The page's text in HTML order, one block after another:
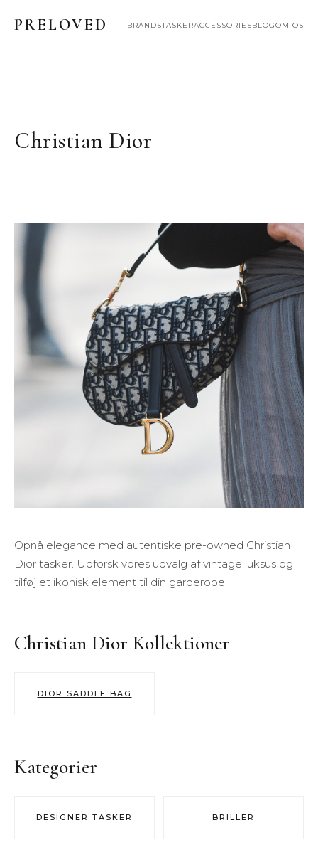
PRELOVED BRANDSTASKERACCESSORIESBLOGOM OS
Christian Dior
Opnå elegance med autentiske pre-owned Christian
Dior tasker. Udforsk vores udvalg af vintage luksus og
tilføj et ikonisk element til din garderobe.
Christian Dior Kollektioner
DIOR SADDLE BAG
Kategorier
DESIGNER TASKER BRILLER